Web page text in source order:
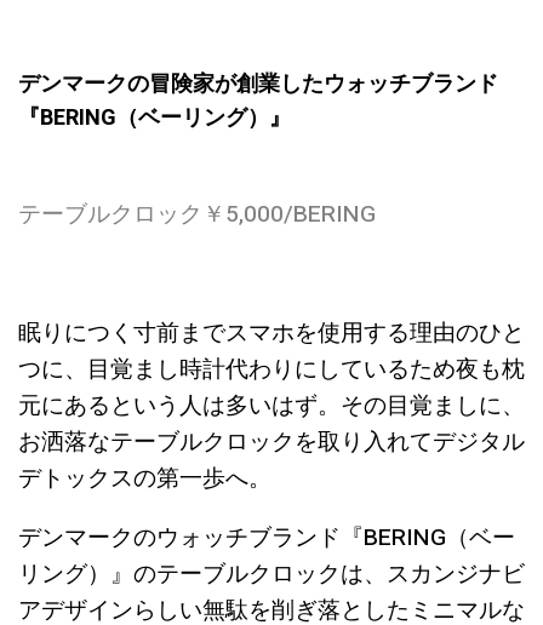
デンマークの冒険家が創業したウォッチブランド
『BERING（ベーリング）』
テーブルクロック￥5,000/BERING
眠りにつく寸前までスマホを使用する理由のひと
つに、目覚まし時計代わりにしているため夜も枕
元にあるという人は多いはず。その目覚ましに、
お洒落なテーブルクロックを取り入れてデジタル
デトックスの第一歩へ。
デンマークのウォッチブランド『BERING（ベー
リング）』のテーブルクロックは、スカンジナビ
アデザインらしい無駄を削ぎ落としたミニマルな